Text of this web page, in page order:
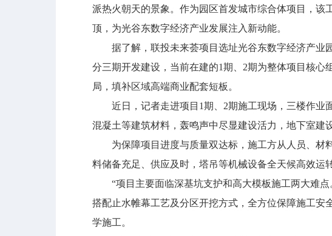
派热火朝天的景象。作为园区首发城市综合体项目，该
顶，为光谷东数字经济产业发展注入新动能。
据了解，联投未来荟项目选址光谷东数字经济产业园
分三期开发建设，当前在建的1期、2期为整体项目核
局，填补区域高端商业配套短板。
近日，记者走进项目1期、2期施工现场，三楼作业面
混凝土等建筑材料，轰鸣声中尽显建设活力，地下室建
为保障项目进度与质量双达标，施工方从人员、材
料储备充足、供应及时，塔吊等机械设备全天候高效运
“项目主要面临深基坑支护和高大模板施工两大难点
搭配止水帷幕工艺及分区开挖方式，全方位保障施工
学施工。